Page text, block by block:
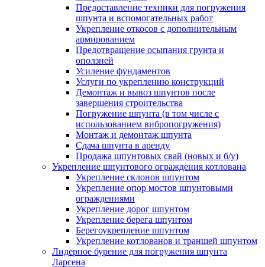
Предоставление техники для погружения
шпунта и вспомогательных работ
Укрепление откосов с дополнительным
армированием
Предотвращение осыпания грунта и
оползней
Усиление фундаментов
Услуги по укреплению конструкций
Демонтаж и вывоз шпунтов после
завершения строительства
Погружение шпунта (в том числе с
использованием вибропогружения)
Монтаж и демонтаж шпунта
Сдача шпунта в аренду
Продажа шпунтовых свай (новых и б/у)
Укрепление шпунтового ограждения котлована
Укрепление склонов шпунтом
Укрепление опор мостов шпунтовыми
ограждениями
Укрепление дорог шпунтом
Укрепление берега шпунтом
Берегоукрепление шпунтом
Укрепление котлованов и траншей шпунтом
Лидерное бурение для погружения шпунта
Ларсена